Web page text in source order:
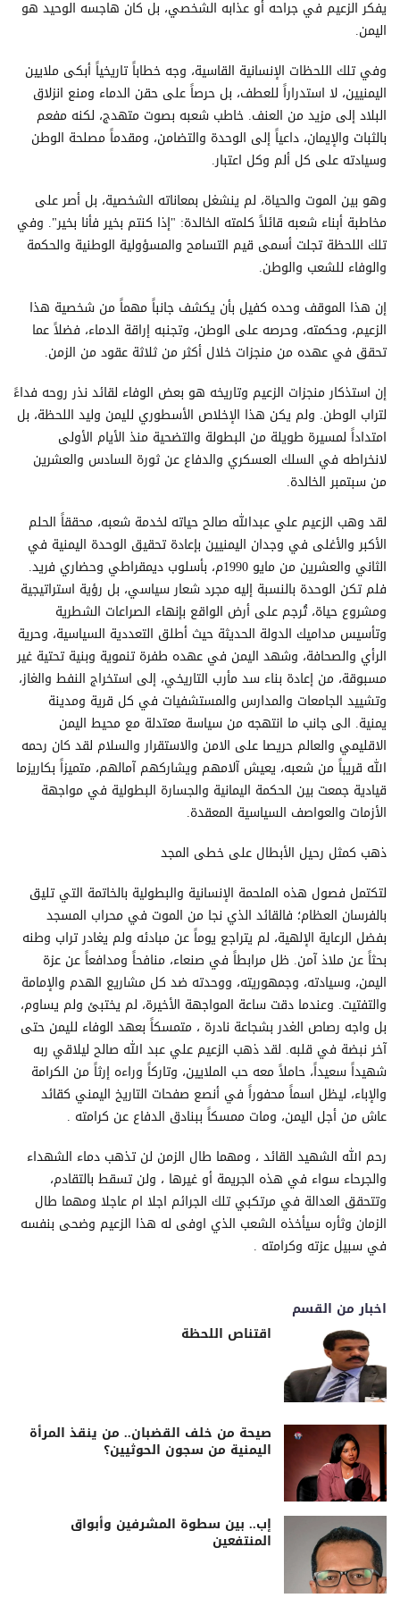
يفكر الزعيم في جراحه أو عذابه الشخصي، بل كان هاجسه الوحيد هو
اليمن.
وفي تلك اللحظات الإنسانية القاسية، وجه خطاباً تاريخياً أبكى ملايين
اليمنيين، لا استدراراً للعطف، بل حرصاً على حقن الدماء ومنع انزلاق
البلاد إلى مزيد من العنف. خاطب شعبه بصوت متهدج، لكنه مفعم
بالثبات والإيمان، داعياً إلى الوحدة والتضامن، ومقدماً مصلحة الوطن
وسيادته على كل ألم وكل اعتبار.
وهو بين الموت والحياة، لم ينشغل بمعاناته الشخصية، بل أصر على
مخاطبة أبناء شعبه قائلاً كلمته الخالدة: "إذا كنتم بخير فأنا بخير". وفي
تلك اللحظة تجلت أسمى قيم التسامح والمسؤولية الوطنية والحكمة
والوفاء للشعب والوطن.
إن هذا الموقف وحده كفيل بأن يكشف جانباً مهماً من شخصية هذا
الزعيم، وحكمته، وحرصه على الوطن، وتجنبه إراقة الدماء، فضلاً عما
تحقق في عهده من منجزات خلال أكثر من ثلاثة عقود من الزمن.
إن استذكار منجزات الزعيم وتاريخه هو بعض الوفاء لقائد نذر روحه فداءً
لتراب الوطن. ولم يكن هذا الإخلاص الأسطوري لليمن وليد اللحظة، بل
امتداداً لمسيرة طويلة من البطولة والتضحية منذ الأيام الأولى
لانخراطه في السلك العسكري والدفاع عن ثورة السادس والعشرين
من سبتمبر الخالدة.
لقد وهب الزعيم علي عبدالله صالح حياته لخدمة شعبه، محققاً الحلم
الأكبر والأغلى في وجدان اليمنيين بإعادة تحقيق الوحدة اليمنية في
الثاني والعشرين من مايو 1990م، بأسلوب ديمقراطي وحضاري فريد.
فلم تكن الوحدة بالنسبة إليه مجرد شعار سياسي، بل رؤية استراتيجية
ومشروع حياة، تُرجم على أرض الواقع بإنهاء الصراعات الشطرية
وتأسيس مداميك الدولة الحديثة حيث أطلق التعددية السياسية، وحرية
الرأي والصحافة، وشهد اليمن في عهده طفرة تنموية وبنية تحتية غير
مسبوقة، من إعادة بناء سد مأرب التاريخي، إلى استخراج النفط والغاز،
وتشييد الجامعات والمدارس والمستشفيات في كل قرية ومدينة
يمنية. الى جانب ما انتهجه من سياسة معتدلة مع محيط اليمن
الاقليمي والعالم حريصا على الامن والاستقرار والسلام لقد كان رحمه
الله قريباً من شعبه، يعيش آلامهم ويشاركهم آمالهم، متميزاً بكاريزما
قيادية جمعت بين الحكمة اليمانية والجسارة البطولية في مواجهة
الأزمات والعواصف السياسية المعقدة.
ذهب كمثل رحيل الأبطال على خطى المجد
لتكتمل فصول هذه الملحمة الإنسانية والبطولية بالخاتمة التي تليق
بالفرسان العظام؛ فالقائد الذي نجا من الموت في محراب المسجد
بفضل الرعاية الإلهية، لم يتراجع يوماً عن مبادئه ولم يغادر تراب وطنه
بحثاً عن ملاذ آمن. ظل مرابطاً في صنعاء، منافحاً ومدافعاً عن عزة
اليمن، وسيادته، وجمهوريته، ووحدته ضد كل مشاريع الهدم والإمامة
والتفتيت. وعندما دقت ساعة المواجهة الأخيرة، لم يختبئ ولم يساوم،
بل واجه رصاص الغدر بشجاعة نادرة ، متمسكاً بعهد الوفاء لليمن حتى
آخر نبضة في قلبه. لقد ذهب الزعيم علي عبد الله صالح ليلاقي ربه
شهيداً سعيداً، حاملاً معه حب الملايين، وتاركاً وراءه إرثاً من الكرامة
والإباء، ليظل اسماً محفوراً في أنصع صفحات التاريخ اليمني كقائد
عاش من أجل اليمن، ومات ممسكاً ببنادق الدفاع عن كرامته .
رحم الله الشهيد القائد ، ومهما طال الزمن لن تذهب دماء الشهداء
والجرحاء سواء في هذه الجريمة أو غيرها ، ولن تسقط بالتقادم،
وتتحقق العدالة في مرتكبي تلك الجرائم اجلا ام عاجلا ومهما طال
الزمان وثأره سيأخذه الشعب الذي اوفى له هذا الزعيم وضحى بنفسه
في سبيل عزته وكرامته .
اخبار من القسم
اقتناص اللحظة
صيحة من خلف القضبان.. من ينقذ المرأة
اليمنية من سجون الحوثيين؟
إب.. بين سطوة المشرفين وأبواق
المنتفعين